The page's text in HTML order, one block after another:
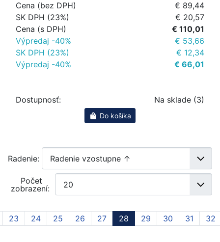
Cena (bez DPH)
€ 89,44
SK DPH (23%)
€ 20,57
Cena (s DPH)
€ 110,01
Výpredaj -40%
€ 53,66
SK DPH (23%)
€ 12,34
Výpredaj -40%
€ 66,01
Dostupnosť: Na sklade (3)
Do košíka
Radenie:
Počet
zobrazení:
23 24 25 26 27 28 29 30 31 32